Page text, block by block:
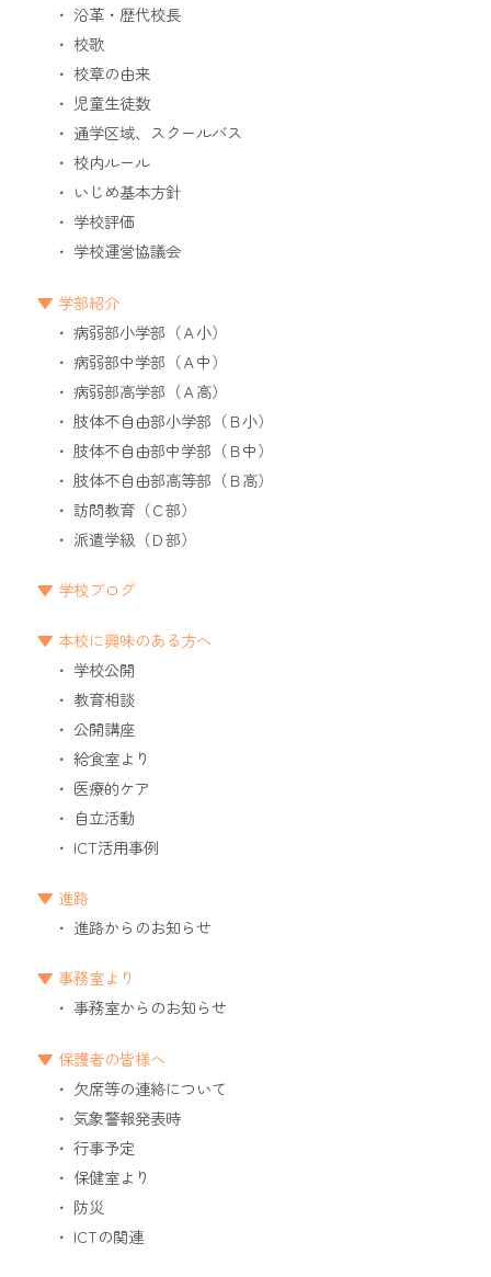
沿革・歴代校長
校歌
校章の由来
児童生徒数
通学区域、スクールバス
校内ルール
いじめ基本方針
学校評価
学校運営協議会
学部紹介
病弱部小学部（Ａ小）
病弱部中学部（Ａ中）
病弱部高学部（Ａ高）
肢体不自由部小学部（Ｂ小）
肢体不自由部中学部（Ｂ中）
肢体不自由部高等部（Ｂ高）
訪問教育（Ｃ部）
派遣学級（Ｄ部）
学校ブログ
本校に興味のある方へ
学校公開
教育相談
公開講座
給食室より
医療的ケア
自立活動
ICT活用事例
進路
進路からのお知らせ
事務室より
事務室からのお知らせ
保護者の皆様へ
欠席等の連絡について
気象警報発表時
行事予定
保健室より
防災
ICTの関連